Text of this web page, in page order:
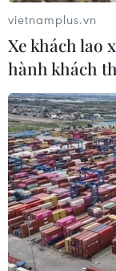
Hà Nội: Bé
vietnamplus.vn
Xe khách lao
hành khách